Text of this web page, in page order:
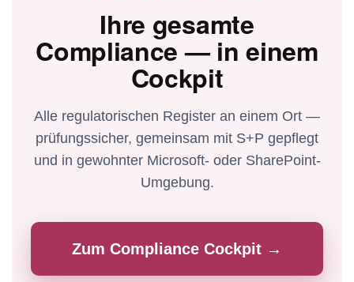
Ihre gesamte
Compliance — in einem
Cockpit
Alle regulatorischen Register an einem Ort —
prüfungssicher, gemeinsam mit S+P gepflegt
und in gewohnter Microsoft- oder SharePoint-
Umgebung.
Zum Compliance Cockpit →